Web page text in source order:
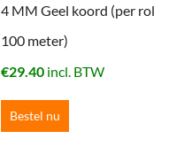
4 MM Geel koord (per rol
100 meter)
€29.40 incl. BTW
Bestel nu